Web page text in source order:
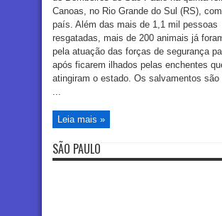
Canoas, no Rio Grande do Sul (RS),
país. Além das mais de 1,1 mil pessoas
resgatadas, mais de 200 animais já
pela atuação das forças de segurança
após ficarem ilhados pelas enchentes
atingiram o estado. Os salvamentos são
...
Leia mais »
SÃO PAULO